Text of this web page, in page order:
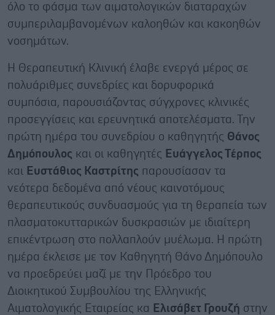
όλο το φάσμα των αιματολογικών διαταραχών
συμπεριλαμβανομένων καλοηθών και κακοηθών
νοσημάτων.
Η Θεραπευτική Κλινική έλαβε ενεργά μέρος σε
πολυάριθμες συνεδρίες και δορυφορικά
συμπόσια, παρουσιάζοντας σύγχρονες κλινικές
προσεγγίσεις και ερευνητικά αποτελέσματα. Την
πρώτη ημέρα του συνεδρίου ο καθηγητής Θάνος
Δημόπουλος και οι καθηγητές Ευάγγελος Τέρπος
και Ευστάθιος Καστρίτης παρουσίασαν τα
νεότερα δεδομένα από νέους καινοτόμους
θεραπευτικούς συνδυασμούς για τη θεραπεία των
πλασματοκυτταρικών δυσκρασιών με ιδιαίτερη
επικέντρωση στο πολλαπλούν μυέλωμα. Η πρώτη
ημέρα έκλεισε με τον Καθηγητή Θάνο Δημόπουλο
να προεδρεύει μαζί με την Πρόεδρο του
Διοικητικού Συμβουλίου της Ελληνικής
Αιματολογικής Εταιρείας κα Ελισάβετ Γρουζή στην